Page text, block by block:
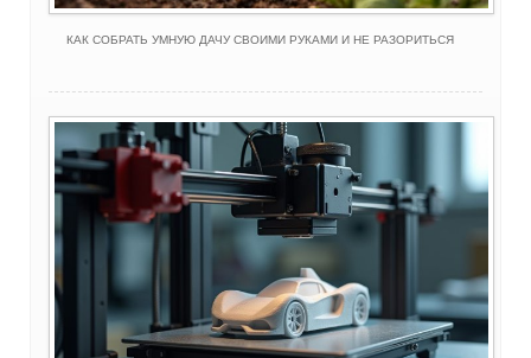
КАК СОБРАТЬ УМНУЮ ДАЧУ СВОИМИ РУКАМИ И НЕ РАЗОРИТЬСЯ